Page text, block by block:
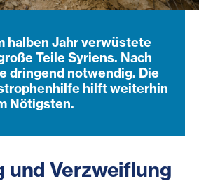
halben Jahr verwüstete
Teile Syriens. Nach
dringend notwendig. Die
hilft weiterhin
Nötigsten.
und Verzweiflung